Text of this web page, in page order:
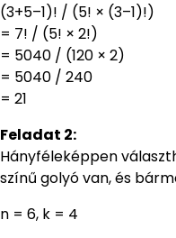
(3+5–1)! / (5! × (3–1)!)
= 7! / (5! × 2!)
= 5040 / (120 × 2)
= 5040 / 240
= 21
Feladat 2:
Hányféleképpen
színű golyó van, és
n = 6, k = 4